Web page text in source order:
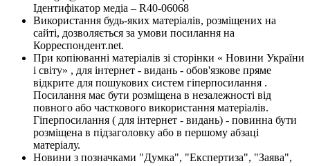
Ідентифікатор медіа – R40-06068
Використання будь-яких матеріалів, розміщених на
сайті, дозволяється за умови посилання на
Корреспондент.net.
При копіюванні матеріалів зі сторінки « Новини України
і світу» , для інтернет - видань - обов'язкове пряме
відкрите для пошукових систем гіперпосилання .
Посилання має бути розміщена в незалежності від
повного або часткового використання матеріалів.
Гіперпосилання ( для інтернет - видань) - повинна бути
розміщена в підзаголовку або в першому абзаці
матеріалу.
Новини з позначками "Думка", "Експертиза", "Заява",